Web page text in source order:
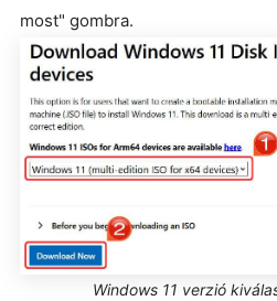
most" gombra.
Windows 11 verzió